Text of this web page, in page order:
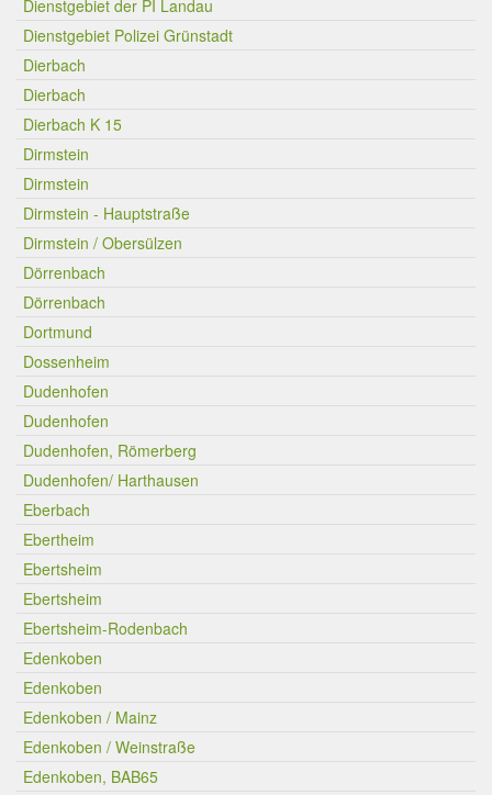
Dienstgebiet der PI Landau
Dienstgebiet Polizei Grünstadt
Dierbach
Dierbach
Dierbach K 15
Dirmstein
Dirmstein
Dirmstein - Hauptstraße
Dirmstein / Obersülzen
Dörrenbach
Dörrenbach
Dortmund
Dossenheim
Dudenhofen
Dudenhofen
Dudenhofen, Römerberg
Dudenhofen/ Harthausen
Eberbach
Ebertheim
Ebertsheim
Ebertsheim
Ebertsheim-Rodenbach
Edenkoben
Edenkoben
Edenkoben / Mainz
Edenkoben / Weinstraße
Edenkoben, BAB65